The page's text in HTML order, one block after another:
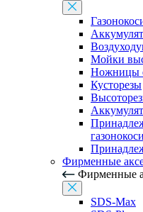
Мойки
Ножницы
Кусторезы
Фирменные
Фирменные
SDS-Max